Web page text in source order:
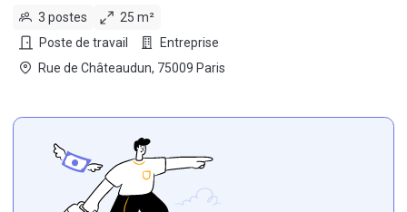
3 postes
25 m²
Poste de travail
Entreprise
Rue de Châteaudun, 75009 Paris